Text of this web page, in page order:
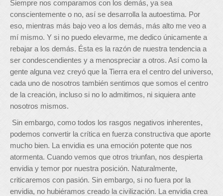
Siempre nos comparamos con los demás, ya sea
conscientemente o no, así se desarrolla la autoestima. Por
eso, mientras más bajo veo a los demás, más alto me veo a
mí mismo. Y si no puedo elevarme, me dedico únicamente a
rebajar a los demás. Ésta es la razón de nuestra tendencia a
ser condescendientes y a menospreciar a otros. Así como la
gente alguna vez creyó que la Tierra era el centro del universo,
cada uno de nosotros también sentimos que somos el centro
de la creación, incluso si no lo admitimos, ni siquiera ante
nosotros mismos.
Sin embargo, como todos los rasgos negativos inherentes,
podemos convertir la crítica en fuerza constructiva que aporte
mucho bien. La envidia es una emoción potente que nos
atormenta. Cuando vemos que otros triunfan, nos despierta
envidia y temor por nuestra posición. Naturalmente,
criticaremos con pasión. Sin embargo, si no fuera por la
envidia, no hubiéramos creado la civilización. La envidia crea